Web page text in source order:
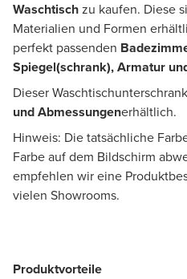
Waschtischzu kaufen. Diese
Materialien und Formen
perfekt passenden
Spiegel(schrank), Armatur
Dieser
und Abmessungenerhältlich.
Hinweis: Die tatsächliche
Farbe auf dem Bildschirm
empfehlen wir eine
vielen Showrooms.
Produktvorteile